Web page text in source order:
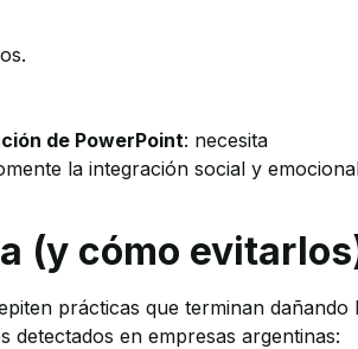
de PowerPoint: necesita
la integración social y
(y cómo
prácticas que terminan dañando
detectados en empresas argentinas: